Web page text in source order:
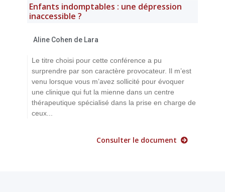
Enfants indomptables : une dépression
inaccessible ?
Aline Cohen de Lara
Le titre choisi pour cette conférence a pu
surprendre par son caractère provocateur. Il m’est
venu lorsque vous m’avez sollicité pour évoquer
une clinique qui fut la mienne dans un centre
thérapeutique spécialisé dans la prise en charge de
ceux...
Consulter le document